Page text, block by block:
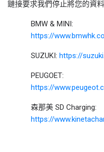
鏈接要求我們停止將您的資
BMW & MINI:
https://
SUZUKI:https://
PEUGOET:
https://
森那美 SD Charging:
https://